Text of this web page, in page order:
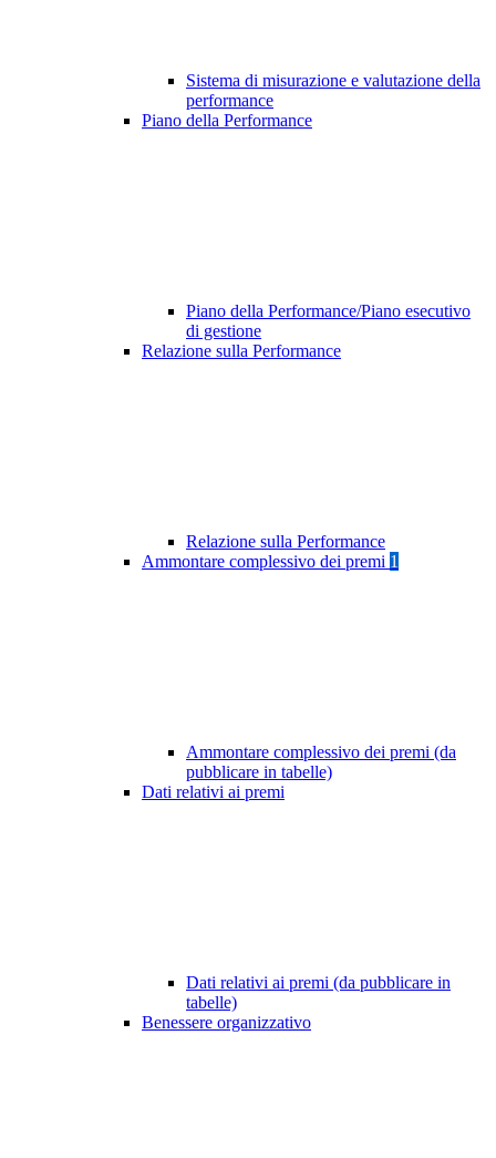
Sistema di misurazione e valutazione della
performance
Piano della Performance
Piano della Performance/Piano esecutivo
di gestione
Relazione sulla Performance
Relazione sulla Performance
Ammontare complessivo dei premi 1
Ammontare complessivo dei premi (da
pubblicare in tabelle)
Dati relativi ai premi
Dati relativi ai premi (da pubblicare in
tabelle)
Benessere organizzativo